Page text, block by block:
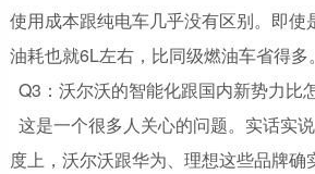
使用成本跟纯电车几乎没有区别。即使
油耗也就6L左右，比同级燃油车省得多。
Q3：沃尔沃的智能化跟国内新势力比
这是一个很多人关心的问题。实话实
度上，沃尔沃跟华为、理想这些品牌确